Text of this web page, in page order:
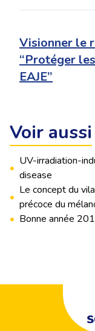
Visionner le
“Protéger
EAJE”
Voir aussi
•
UV-irradiation-
disease
•
Le concept du
précoce du
• Bonne année